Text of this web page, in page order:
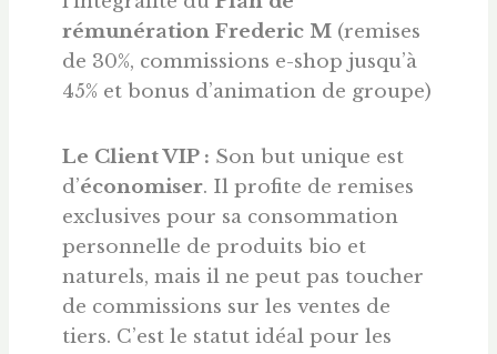
rémunération Frederic M (remises
de 30%, commissions e-shop jusqu’à
45% et bonus d’animation de groupe)
Le Client VIP : Son but unique est
d’économiser. Il profite de remises
exclusives pour sa consommation
personnelle de produits bio et
naturels, mais il ne peut pas toucher
de commissions sur les ventes de
tiers. C’est le statut idéal pour les